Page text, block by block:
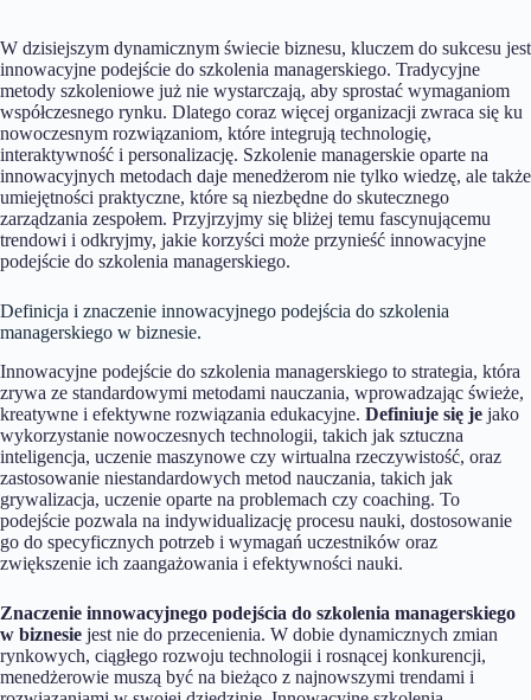
W dzisiejszym dynamicznym świecie biznesu, kluczem do sukcesu jest
innowacyjne podejście do szkolenia managerskiego. Tradycyjne
metody szkoleniowe już nie wystarczają, aby sprostać wymaganiom
współczesnego rynku. Dlatego coraz więcej organizacji zwraca się ku
nowoczesnym rozwiązaniom, które integrują technologię,
interaktywność i personalizację. Szkolenie managerskie oparte na
innowacyjnych metodach daje menedżerom nie tylko wiedzę, ale także
umiejętności praktyczne, które są niezbędne do skutecznego
zarządzania zespołem. Przyjrzyjmy się bliżej temu fascynującemu
trendowi i odkryjmy, jakie korzyści może przynieść innowacyjne
podejście do szkolenia managerskiego.
Definicja i znaczenie innowacyjnego podejścia do szkolenia
managerskiego w biznesie.
Innowacyjne podejście do szkolenia managerskiego to strategia, która
zrywa ze standardowymi metodami nauczania, wprowadzając świeże,
kreatywne i efektywne rozwiązania edukacyjne. Definiuje się je jako
wykorzystanie nowoczesnych technologii, takich jak sztuczna
inteligencja, uczenie maszynowe czy wirtualna rzeczywistość, oraz
zastosowanie niestandardowych metod nauczania, takich jak
grywalizacja, uczenie oparte na problemach czy coaching. To
podejście pozwala na indywidualizację procesu nauki, dostosowanie
go do specyficznych potrzeb i wymagań uczestników oraz
zwiększenie ich zaangażowania i efektywności nauki.
Znaczenie innowacyjnego podejścia do szkolenia managerskiego
w biznesie jest nie do przecenienia. W dobie dynamicznych zmian
rynkowych, ciągłego rozwoju technologii i rosnącej konkurencji,
menedżerowie muszą być na bieżąco z najnowszymi trendami i